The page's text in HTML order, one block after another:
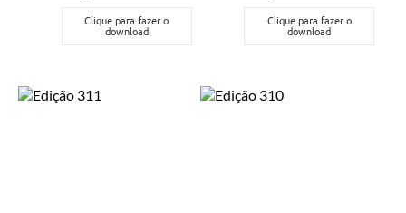
Clique para fazer o
download
Clique para fazer o
download